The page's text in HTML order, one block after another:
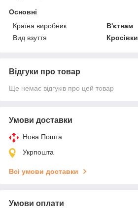
Основні
Країна виробник
В'єтнам
Вид взуття
Кросівки
Відгуки про товар
Ще немає відгуків про цей товар
Умови доставки
Нова Пошта
Укрпошта
Всі умови доставки
Умови оплати